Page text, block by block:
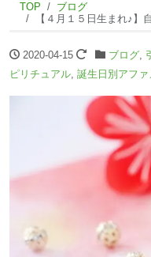
TOP
ブログ
【４月１５日生まれ♪】自立に
2020-04-15 ブログ,
ピリチュアル 誕生日別アフ